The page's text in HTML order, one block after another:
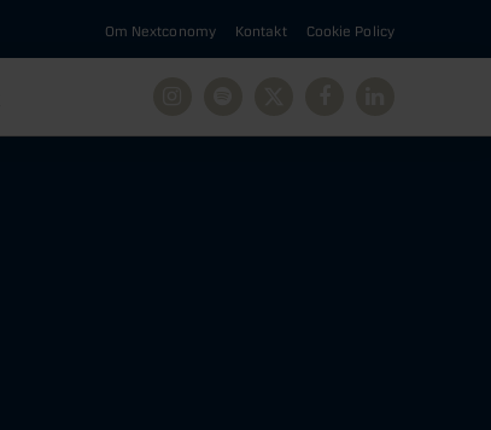
Om Nextconomy Kontakt Cookie Policy